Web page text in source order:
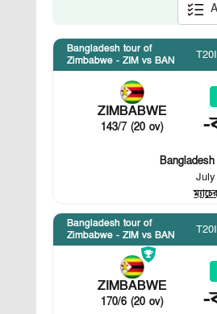
Bangladesh tour of
Zimbabwe - ZIM vs BAN
T20I
ZIMBABWE
143/7 (20 ov) -
July
Bangladesh tour of
Zimbabwe - ZIM vs BAN
T20I
ZIMBABWE
170/6 (20 ov) -